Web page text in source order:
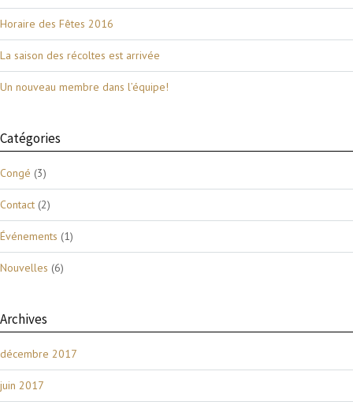
Horaire des Fêtes 2016
La saison des récoltes est arrivée
Un nouveau membre dans l’équipe!
Catégories
Congé (3)
Contact (2)
Événements (1)
Nouvelles (6)
Archives
décembre 2017
juin 2017